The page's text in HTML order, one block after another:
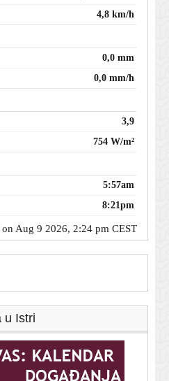
4,8 km/h
0,0 mm
0,0 mm/h
3,9
754 W/m²
5:57am
8:21pm
Aug 9 2026, 2:24 pm CEST
u Istri